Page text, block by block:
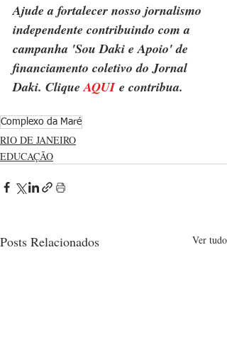
Ajude a fortalecer nosso jornalismo
independente contribuindo com a
campanha 'Sou Daki e Apoio' de
financiamento coletivo do Jornal
Daki. Clique AQUI e contribua.
Complexo da Maré
RIO DE JANEIRO
EDUCAÇÃO
Posts Relacionados Ver tudo